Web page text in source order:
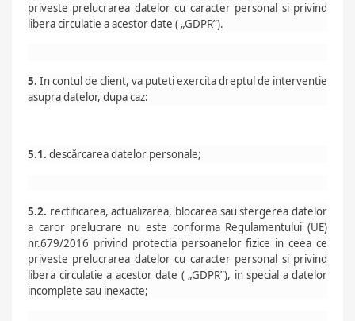
priveste prelucrarea datelor cu caracter personal si privind
libera circulatie a acestor date ( „GDPR”).
5. In contul de client, va puteti exercita dreptul de interventie
asupra datelor, dupa caz:
5.1. descărcarea datelor personale;
5.2. rectificarea, actualizarea, blocarea sau stergerea datelor
a caror prelucrare nu este conforma Regulamentului (UE)
nr.679/2016 privind protectia persoanelor fizice in ceea ce
priveste prelucrarea datelor cu caracter personal si privind
libera circulatie a acestor date ( „GDPR”), in special a datelor
incomplete sau inexacte;